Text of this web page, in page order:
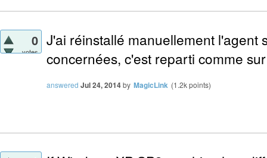
0
votes
J'ai réinstallé manuellement l'agent
concernées, c'est reparti comme
answered Jul 24, 2014by MagicLink (1.2kpoints)